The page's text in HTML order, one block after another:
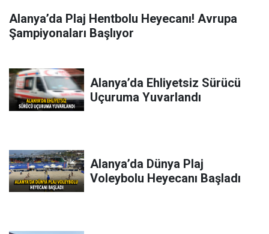
Alanya’da Plaj Hentbolu Heyecanı! Avrupa
Şampiyonaları Başlıyor
Alanya’da Ehliyetsiz Sürücü
Uçuruma Yuvarlandı
Alanya’da Dünya Plaj
Voleybolu Heyecanı Başladı